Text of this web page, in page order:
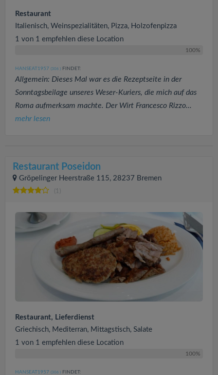
Restaurant
Italienisch, Weinspezialitäten, Pizza, Holzofenpizza
1 von 1 empfehlen diese Location
100%
HANSEAT1957 (306 ) FINDET:
Allgemein: Dieses Mal war es die Rezeptseite in der
Sonntagsbeilage unseres Weser-Kuriers, die mich auf das
Roma aufmerksam machte. Der Wirt Francesco Rizzo...
mehr lesen
Restaurant Poseidon
Gröpelinger Heerstraße 115, 28237 Bremen
(1)
Restaurant, Lieferdienst
Griechisch, Mediterran, Mittagstisch, Salate
1 von 1 empfehlen diese Location
100%
HANSEAT1957 (306 ) FINDET: